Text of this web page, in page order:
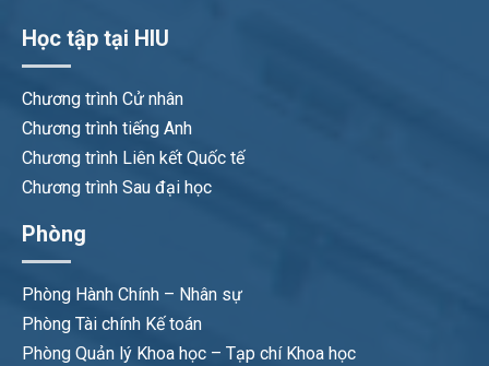
Học tập tại HIU
Chương trình Cử nhân
Chương trình tiếng Anh
Chương trình Liên kết Quốc tế
Chương trình Sau đại học
Phòng
Phòng Hành Chính – Nhân sự
Phòng Tài chính Kế toán
Phòng Quản lý Khoa học – Tạp chí Khoa học